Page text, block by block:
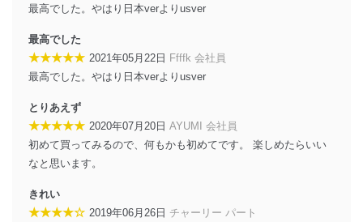
最高でした。やはり日本verよりusver
最高でした
★★★★★ 2021年05月22日 Ffffk 会社員
最高でした。やはり日本verよりusver
とりあえず
★★★★★ 2020年07月20日 AYUMI 会社員
初めて買ってみるので、何もかも初めてです。 楽しめたらいい
なと思います。
きれい
★★★★☆ 2019年06月26日 チャーリー パート